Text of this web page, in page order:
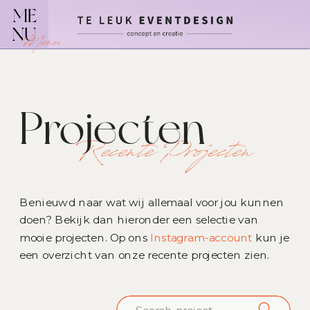
ME
NU
Menu
Search
Benieuwd naar wat wij allemaal voor jou kunnen
doen? Bekijk dan hieronder een selectie van
mooie projecten. Op ons Instagram-account kun je
een overzicht van onze recente projecten zien.
Recente Projecten
Projecten